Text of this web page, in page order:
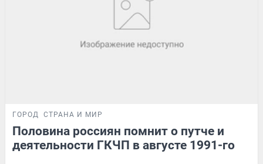
ГОРОД СТРАНА И МИР
Половина россиян помнит о путче и
деятельности ГКЧП в августе 1991-го